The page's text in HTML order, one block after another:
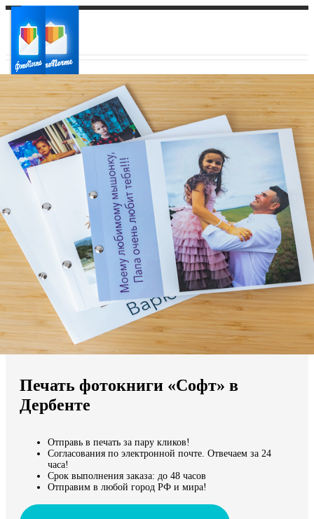
Ваш город:
Ваш регион доставки
Выберите из списка:
Мы доставляем по всему миру
Продолжить без города
Печать фотокниги «Софт» в
Дербенте
Отправь в печать за пару кликов!
Согласования по электронной почте. Отвечаем за 24
часа!
Срок выполнения заказа: до 48 часов
Отправим в любой город РФ и мира!